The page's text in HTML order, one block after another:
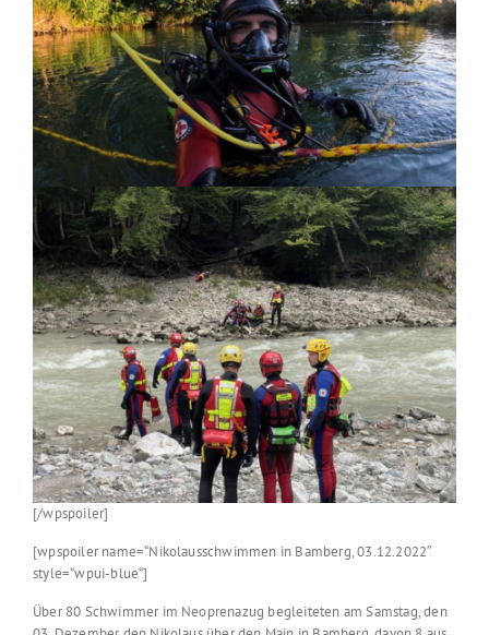
[/wpspoiler]
[wpspoiler name=“Nikolausschwimmen in Bamberg, 03.12.2022″
style=“wpui-blue“]
Über 80 Schwimmer im Neoprenazug begleiteten am Samstag, den